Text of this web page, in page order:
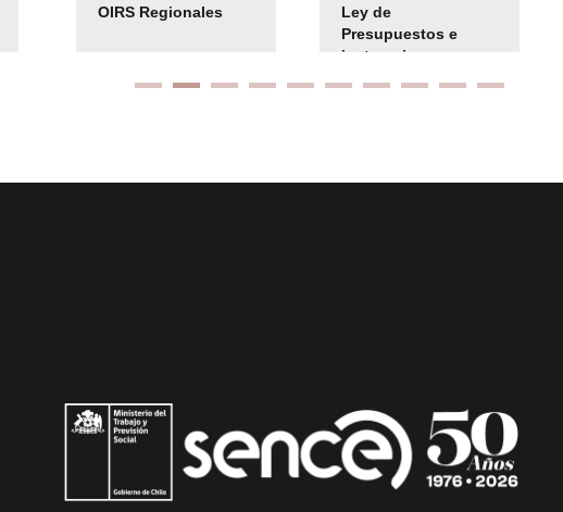
OIRS Regionales
Ley de
Presupuestos e
instrucciones